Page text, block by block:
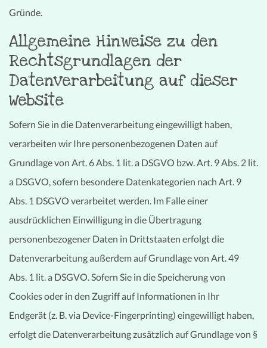
Gründe.
Allgemeine Hinweise zu den
Rechtsgrundlagen der
Datenverarbeitung auf dieser
Website
Sofern Sie in die Datenverarbeitung eingewilligt haben,
verarbeiten wir Ihre personenbezogenen Daten auf
Grundlage von Art. 6 Abs. 1 lit. a DSGVO bzw. Art. 9 Abs. 2 lit.
a DSGVO, sofern besondere Datenkategorien nach Art. 9
Abs. 1 DSGVO verarbeitet werden. Im Falle einer
ausdrücklichen Einwilligung in die Übertragung
personenbezogener Daten in Drittstaaten erfolgt die
Datenverarbeitung außerdem auf Grundlage von Art. 49
Abs. 1 lit. a DSGVO. Sofern Sie in die Speicherung von
Cookies oder in den Zugriff auf Informationen in Ihr
Endgerät (z. B. via Device-Fingerprinting) eingewilligt haben,
erfolgt die Datenverarbeitung zusätzlich auf Grundlage von §